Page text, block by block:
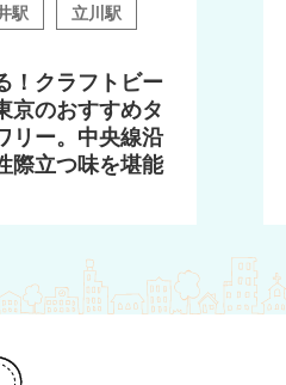
駅
立川駅
！クラフトビー
京のおすすめタ
リー。中央線沿
際立つ味を堪能